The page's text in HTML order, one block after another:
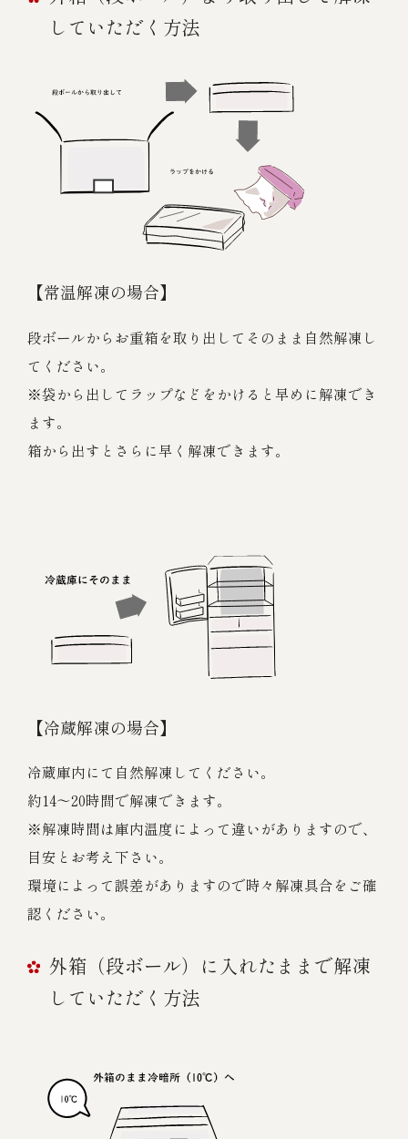
していただく方法
【常温解凍の場合】
段ボールからお重箱を取り出してそのまま自然解凍し
てください。
※袋から出してラップなどをかけると早めに解凍でき
ます。
箱から出すとさらに早く解凍できます。
【冷蔵解凍の場合】
冷蔵庫内にて自然解凍してください。
約14～20時間で解凍できます。
※解凍時間は庫内温度によって違いがありますので、
目安とお考え下さい。
環境によって誤差がありますので時々解凍具合をご確
認ください。
外箱（段ボール）に入れたままで解凍
していただく方法